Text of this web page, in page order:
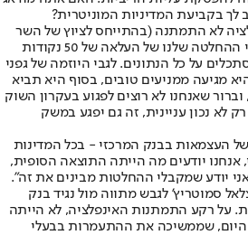
לך בקביעת המדיניות המוניטרית?
לא התמתנה (בהתייחס לציוץ של השר
אלי כהן – ס"ג). וכפי שאמרתי ההחלטה שלנו של העלאה של 50 נקודות
על כל הנתונים. לגבי היוזמה של גפני
מגיעה ממניעים טובים, בסוף היא תביא
שאנחנו לא רוצים לפגוע בעקרון השוק
לא נכון עניינית, זה גם יפגע במשק
העצמאות בבנק המרכזי - בכל המדינות
אנחנו יודעים מה הייתה התוצאה הסופית,
יודע שמקבלי ההחלטות מבינים את זה".
סמוטריץ' לגבש מתווה מול נגיד בנק
על רקע התמתנות האינפלציה, לא הייתה
שממשיכה את ההתעמרות בבעלי